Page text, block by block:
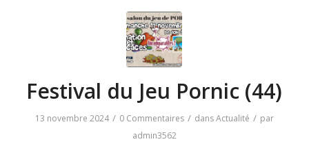
Festival du Jeu Pornic (44)
13 novembre 2024 / 0 Commentaires / dansActualité / par
admin3562